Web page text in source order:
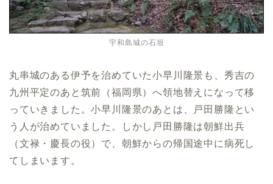
宇和島城の石垣
丸串城のある伊予を治めていた小早川隆景も、秀吉の
九州平定のあと筑前（福岡県）へ領地替えになって移
っていきました。小早川隆景のあとは、戸田勝隆とい
う人が治めていました。しかし戸田勝隆は朝鮮出兵
（文禄・慶長の役）で、朝鮮からの帰国途中に病死し
てしまいます。